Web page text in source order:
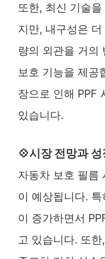
또한, 최신 기술
지만, 내구성은
량의 외관을 거의
보호 기능을 제공
장으로 인해 PPF
있습니다.
💠시장 전망과
자동차 보호 필름
이 예상됩니다.
이 증가하면서
고 있습니다. 또